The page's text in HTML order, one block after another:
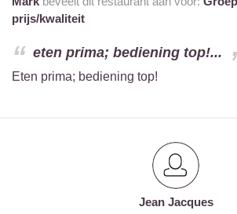
prijs/kwaliteit
eten prima; bediening top!...
Eten prima; bediening top!
Jean Jacques